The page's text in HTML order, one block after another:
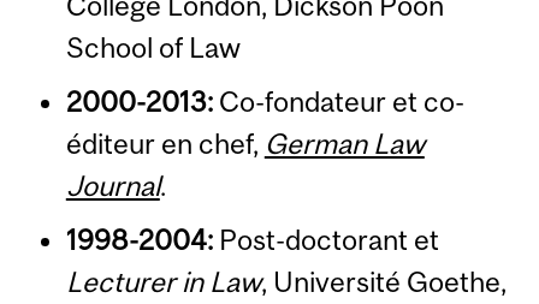
School of Law
2000-2013:Co-fondateur et co-
éditeur en chef, German Law
Journal.
1998-2004: Post-doctorant et
Lecturer in Law, Université Goethe,